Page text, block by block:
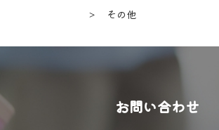
＞ その他
お問い合わせ